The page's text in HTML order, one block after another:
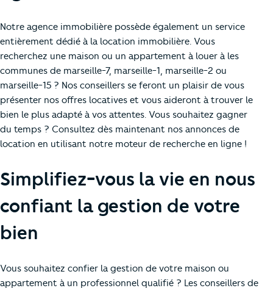
Notre agence immobilière possède également un service
entièrement dédié à la location immobilière. Vous
recherchez une maison ou un appartement à louer à les
communes de marseille-7, marseille-1, marseille-2 ou
marseille-15 ? Nos conseillers se feront un plaisir de vous
présenter nos offres locatives et vous aideront à trouver le
bien le plus adapté à vos attentes. Vous souhaitez gagner
du temps ? Consultez dès maintenant nos annonces de
location en utilisant notre moteur de recherche en ligne !
Simplifiez-vous la vie en nous
confiant la gestion de votre
bien
Vous souhaitez confier la gestion de votre maison ou
appartement à un professionnel qualifié ? Les conseillers de